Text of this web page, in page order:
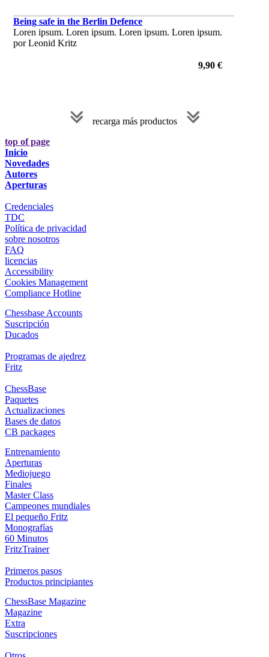
Being safe in the Berlin Defence
Loren ipsum. Loren ipsum. Loren ipsum. Loren ipsum.
por Leonid Kritz
9,90 €
recarga más productos
top of page
Inicio
Novedades
Autores
Aperturas
Credenciales
TDC
Política de privacidad
sobre nosotros
FAQ
licencias
Accessibility
Cookies Management
Compliance Hotline
Chessbase Accounts
Suscripción
Ducados
Programas de ajedrez
Fritz
ChessBase
Paquetes
Actualizaciones
Bases de datos
CB packages
Entrenamiento
Aperturas
Mediojuego
Finales
Master Class
Campeones mundiales
El pequeño Fritz
Monografías
60 Minutos
FritzTrainer
Primeros pasos
Productos principiantes
ChessBase Magazine
Magazine
Extra
Suscripciones